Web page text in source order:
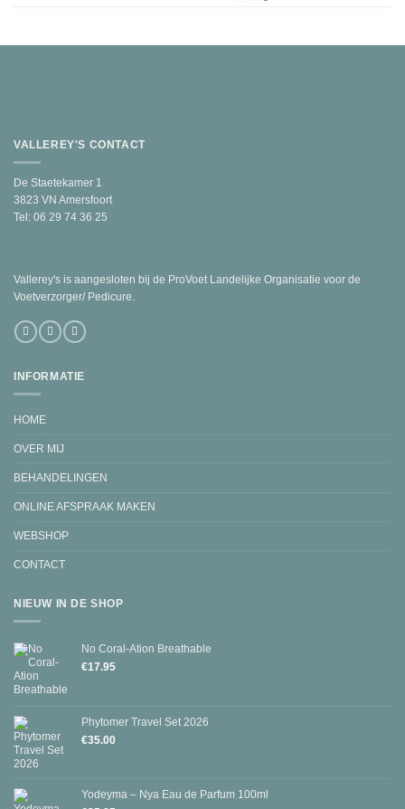
VALLEREY'S CONTACT
De Staetekamer 1
3823 VN Amersfoort
Tel: 06 29 74 36 25
Vallerey's is aangesloten bij de ProVoet Landelijke Organisatie voor de
Voetverzorger/ Pedicure.
INFORMATIE
HOME
OVER MIJ
BEHANDELINGEN
ONLINE AFSPRAAK MAKEN
WEBSHOP
CONTACT
NIEUW IN DE SHOP
No Coral-Ation Breathable
€17.95
Phytomer Travel Set 2026
€35.00
Yodeyma – Nya Eau de Parfum 100ml